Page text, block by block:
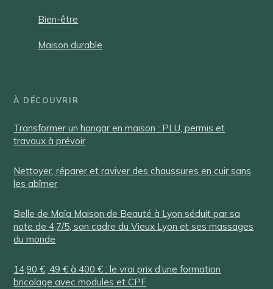
Bien-être
Maison durable
À DÉCOUVRIR
Transformer un hangar en maison : PLU, permis et
travaux à prévoir
Nettoyer, réparer et raviver des chaussures en cuir sans
les abîmer
Belle de Maïa Maison de Beauté à Lyon séduit par sa
note de 4,7/5, son cadre du Vieux Lyon et ses massages
du monde
14,90 €, 49 € à 400 € : le vrai prix d’une formation
bricolage avec modules et CPF